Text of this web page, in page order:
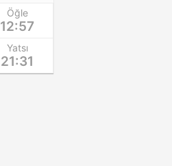
Öğle
12:57
Yatsı
21:31